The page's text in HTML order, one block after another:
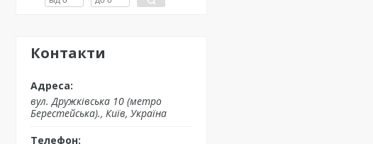
Контакти
вул. Дружківська 10 (метро
Берестейська)., Київ, Україна